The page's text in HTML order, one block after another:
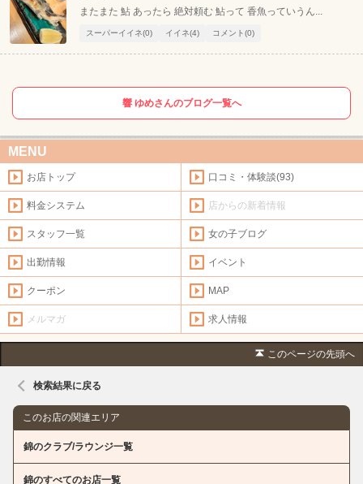
またまた 鮎 あったら 絶対頼む 鮎って 香魚っていうん...
スーパーイイネ(0) イイネ(4) コメント(0)
響 ゆめさんのブログ一覧へ
MENU
お店トップ 口コミ・体験談(93)
料金システム 店からの新着情報
スタッフ一覧 女の子ブログ
出勤情報 イベント
クーポン MAP
メルマガ 求人情報
このページの先頭へ
検索結果に戻る
このお店の関連エリア
錦のクラブ/ラウンジ一覧
錦のすべてのお店一覧